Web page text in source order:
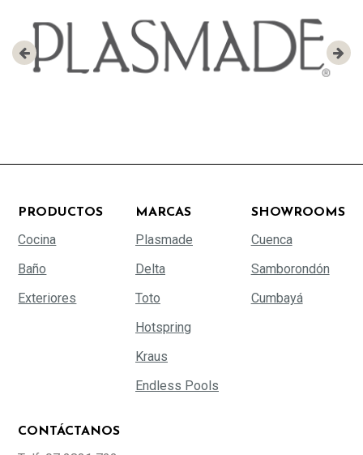
PRODUCTOS
Cocina
Baño
Exteriores
MARCAS
Plasmade
Delta
Toto
Hotspring
Kraus
Endless Pools
SHOWROOMS
Cuenca
Samborondón
Cumbayá
CONTÁCTANOS